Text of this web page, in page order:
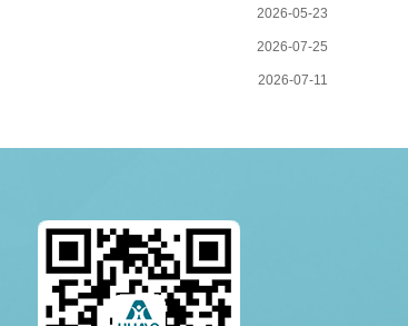
2026-05-23
2026-07-25
2026-07-11